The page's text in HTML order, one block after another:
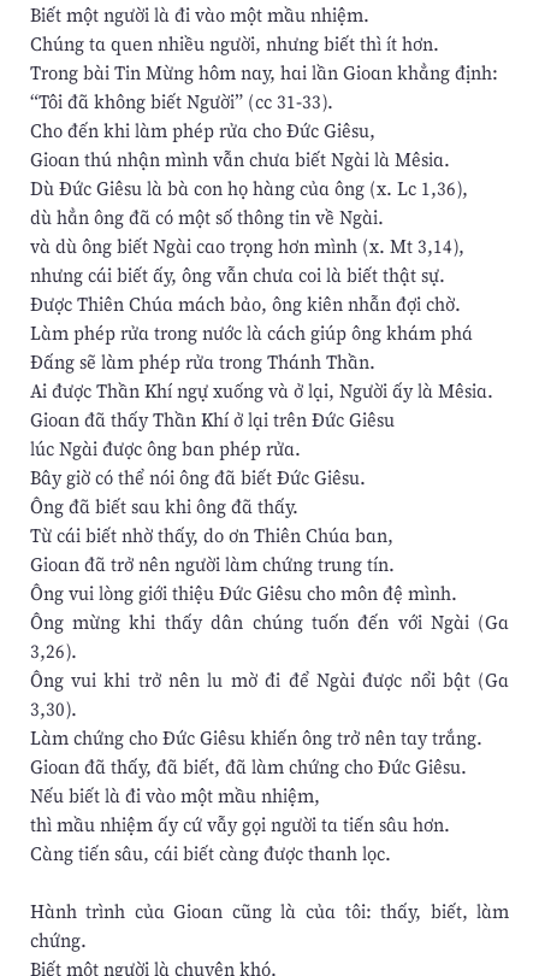
Biết một người là đi vào một mầu nhiệm.
Chúng ta quen nhiều người, nhưng biết thì ít hơn.
Trong bài Tin Mừng hôm nay, hai lần Gioan khẳng định:
“Tôi đã không biết Người” (cc 31-33).
Cho đến khi làm phép rửa cho Ðức Giêsu,
Gioan thú nhận mình vẫn chưa biết Ngài là Mêsia.
Dù Ðức Giêsu là bà con họ hàng của ông (x. Lc 1,36),
dù hẳn ông đã có một số thông tin về Ngài.
và dù ông biết Ngài cao trọng hơn mình (x. Mt 3,14),
nhưng cái biết ấy, ông vẫn chưa coi là biết thật sự.
Ðược Thiên Chúa mách bảo, ông kiên nhẫn đợi chờ.
Làm phép rửa trong nước là cách giúp ông khám phá
Ðấng sẽ làm phép rửa trong Thánh Thần.
Ai được Thần Khí ngự xuống và ở lại, Người ấy là Mêsia.
Gioan đã thấy Thần Khí ở lại trên Ðức Giêsu
lúc Ngài được ông ban phép rửa.
Bây giờ có thể nói ông đã biết Ðức Giêsu.
Ông đã biết sau khi ông đã thấy.
Từ cái biết nhờ thấy, do ơn Thiên Chúa ban,
Gioan đã trở nên người làm chứng trung tín.
Ông vui lòng giới thiệu Ðức Giêsu cho môn đệ mình.
Ông mừng khi thấy dân chúng tuốn đến với Ngài (Ga
3,26).
Ông vui khi trở nên lu mờ đi để Ngài được nổi bật (Ga
3,30).
Làm chứng cho Ðức Giêsu khiến ông trở nên tay trắng.
Gioan đã thấy, đã biết, đã làm chứng cho Ðức Giêsu.
Nếu biết là đi vào một mầu nhiệm,
thì mầu nhiệm ấy cứ vẫy gọi người ta tiến sâu hơn.
Càng tiến sâu, cái biết càng được thanh lọc.
Hành trình của Gioan cũng là của tôi: thấy, biết, làm
chứng.
Biết một người là chuyện khó.